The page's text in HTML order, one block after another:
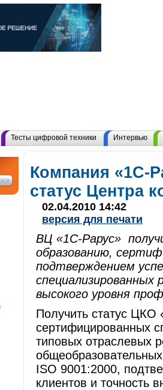
Тесты цифровой техники Интервью
Компания «1С-
статус Центра
02.04.2010 14:42
версия для печати
ВЦ «1С-Рарус»
образованию,
подтверждением
специализированных
высокого уровня
Получить статус
сертифицированных
типовых отраслевых
ISO 9001:2000,
клиентов и точность